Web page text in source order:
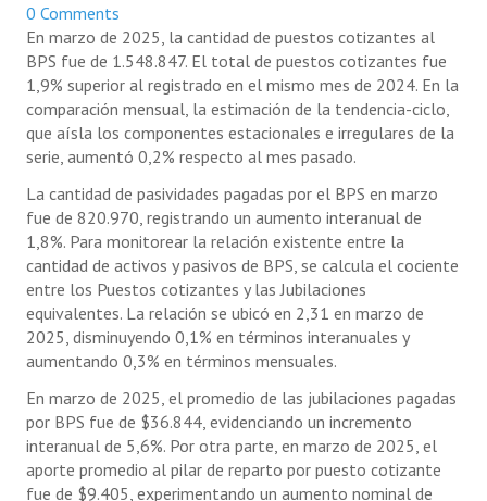
0 Comments
En marzo de 2025, la cantidad de puestos cotizantes al
BPS fue de 1.548.847. El total de puestos cotizantes fue
1,9% superior al registrado en el mismo mes de 2024. En la
comparación mensual, la estimación de la tendencia-ciclo,
que aísla los componentes estacionales e irregulares de la
serie, aumentó 0,2% respecto al mes pasado.
La cantidad de pasividades pagadas por el BPS en marzo
fue de 820.970, registrando un aumento interanual de
1,8%. Para monitorear la relación existente entre la
cantidad de activos y pasivos de BPS, se calcula el cociente
entre los Puestos cotizantes y las Jubilaciones
equivalentes. La relación se ubicó en 2,31 en marzo de
2025, disminuyendo 0,1% en términos interanuales y
aumentando 0,3% en términos mensuales.
En marzo de 2025, el promedio de las jubilaciones pagadas
por BPS fue de $36.844, evidenciando un incremento
interanual de 5,6%. Por otra parte, en marzo de 2025, el
aporte promedio al pilar de reparto por puesto cotizante
fue de $9.405, experimentando un aumento nominal de